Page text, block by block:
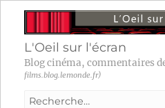
L'Oeil sur l'écran
Blog cinéma, commentaires
films.blog.lemonde.fr)
Recherche